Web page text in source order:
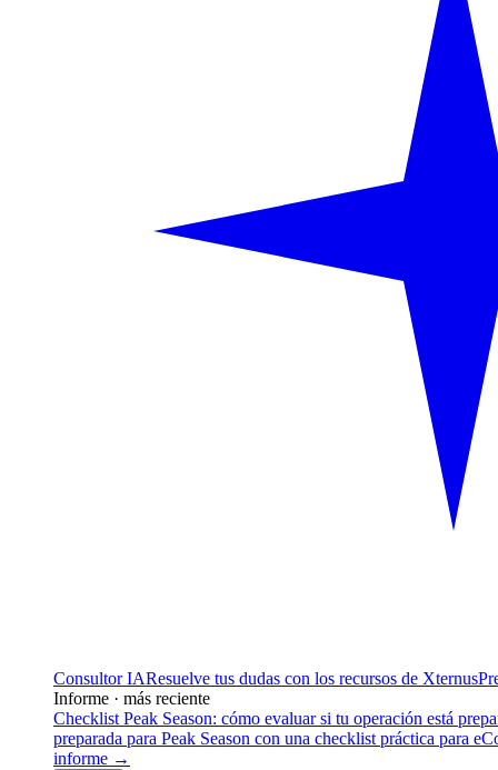
Consultor IAResuelve tus dudas con los recursos de Xternus
Informe · más reciente
Checklist Peak Season: cómo evaluar si tu operación está
preparada para Peak Season con una checklist práctica para
informe →